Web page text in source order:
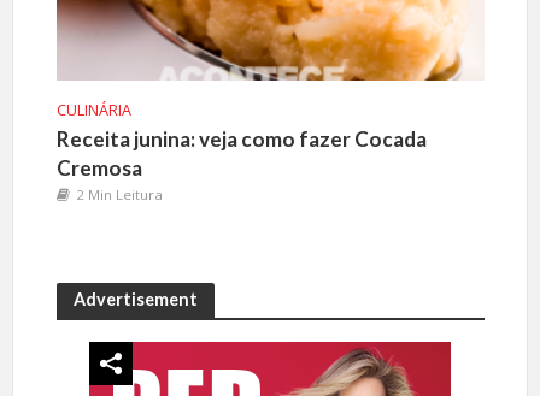
CULINÁRIA
Receita junina: veja como fazer Cocada
Cremosa
2 Min Leitura
Advertisement